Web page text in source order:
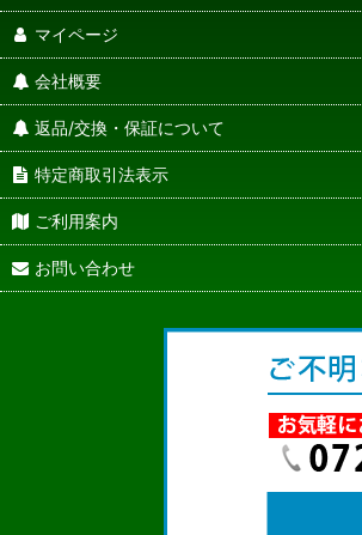
マイページ
会社概要
返品/交換・保証について
特定商取引法表示
ご利用案内
お問い合わせ